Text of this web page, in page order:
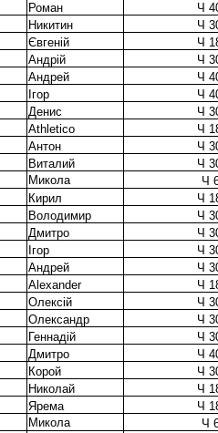
Роман
Ч
Никитин
Ч
Євгеній
Ч
Андрій
Ч
Андрей
Ч
Ігор
Ч
Денис
Ч
Athletico
Ч
Антон
Ч
Виталий
Ч
Микола
Ч
Кирил
Ч
Володимир
Ч
Дмитро
Ч
Ігор
Ч
Андрей
Ч
Alexander
Ч
Олексій
Ч
Олександр
Ч
Геннадій
Ч
Дмитро
Ч
Корой
Ч
Николай
Ч
Ярема
Ч
Микола
Ч